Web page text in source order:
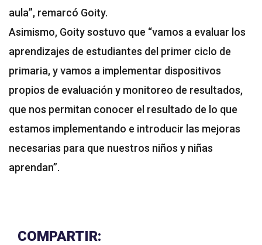
aula”, remarcó Goity.
Asimismo, Goity sostuvo que “vamos a evaluar los
aprendizajes de estudiantes del primer ciclo de
primaria, y vamos a implementar dispositivos
propios de evaluación y monitoreo de resultados,
que nos permitan conocer el resultado de lo que
estamos implementando e introducir las mejoras
necesarias para que nuestros niños y niñas
aprendan”.
COMPARTIR: